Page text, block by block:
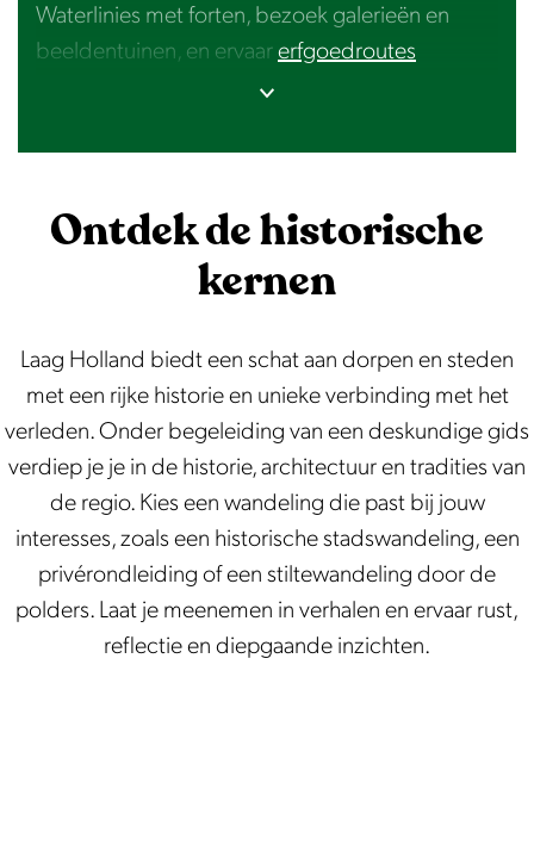
Waterlinies met forten, bezoek galerieën en
beeldentuinen, en ervaarerfgoedroutes
zoals Kunstenaarsdorp Volendam of Ode aan
en waterwerken samenkomen. Maak je beleving
routekaarten, of bezoek historische
zoals de Kaasmarkten in
Edam en Monnickendammer Visdagen.
minuten; actuele programma’s en praktische
informatie vind je via deUITagenda.
Ontdek de historische
kernen
Laag Holland biedt een schat aan dorpen en steden
met een rijke historie en unieke verbinding met het
verleden. Onder begeleiding van een deskundige gids
verdiep je je in de historie, architectuur en tradities van
de regio. Kies een wandeling die past bij jouw
interesses, zoals een historische stadswandeling, een
privérondleiding of een stiltewandeling door de
polders. Laat je meenemen in verhalen en ervaar rust,
reflectie en diepgaande inzichten.